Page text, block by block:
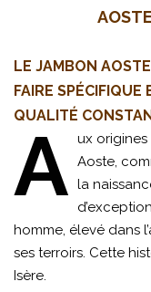
LE JAMBON
FAIRE SPÉCIFIQUE
QUALITÉ
A ux
Aoste,
la
homme, élevé dans
ses terroirs. Cette
Isère.